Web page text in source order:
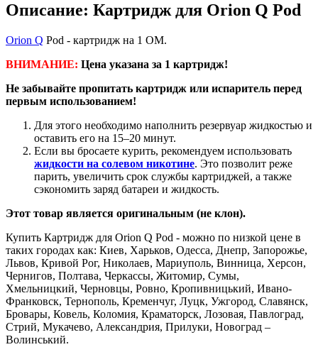
Описание: Картридж для Orion Q Pod
Orion Q Pod - картридж на 1 ОМ.
ВНИМАНИЕ: Цена указана за 1 картридж!
Не забывайте пропитать картридж или испаритель перед
первым использованием!
Для этого необходимо наполнить резервуар жидкостью и
оставить его на 15–20 минут.
Если вы бросаете курить, рекомендуем использовать
жидкости на солевом никотине. Это позволит реже
парить, увеличить срок службы картриджей, а также
сэкономить заряд батареи и жидкость.
Этот товар является оригинальным (не клон).
Купить Картридж для Orion Q Pod - можно по низкой цене в
таких городах как: Киев, Харьков, Одесса, Днепр, Запорожье,
Львов, Кривой Рог, Николаев, Мариуполь, Винница, Херсон,
Чернигов, Полтава, Черкассы, Житомир, Сумы,
Хмельницкий, Черновцы, Ровно, Кропивницький, Ивано-
Франковск, Тернополь, Кременчуг, Луцк, Ужгород, Славянск,
Бровары, Ковель, Коломия, Краматорск, Лозовая, Павлоград,
Стрий, Мукачево, Александрия, Прилуки, Новоград –
Волинський.